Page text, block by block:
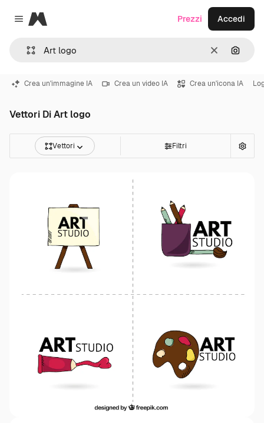
Close menu
Magnific
CancellaCerca
Prezzi Accedi
Crea un'immagine IA Crea un video IA Crea un'icona IA
Vettori Di Art logo
Vettori Filtri